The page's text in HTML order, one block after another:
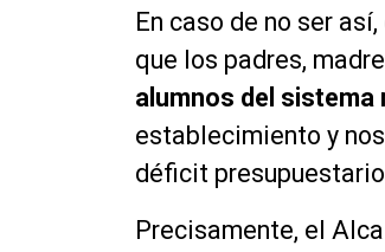
En caso de no ser
que los padres,
alumnos del sistema
establecimiento y
déficit presupuestario
Precisamente, el